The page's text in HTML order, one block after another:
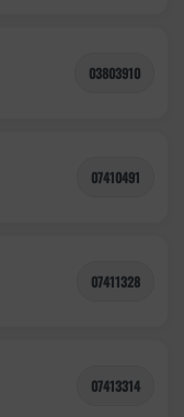
03803910
07410491
07411328
07413314